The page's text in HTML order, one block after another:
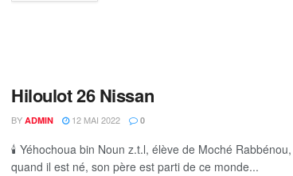
Hiloulot 26 Nissan
BY ADMIN 12 MAI 2022 0
🕯 Yéhochoua bin Noun z.t.l, élève de Moché Rabbénou,
quand il est né, son père est parti de ce monde...